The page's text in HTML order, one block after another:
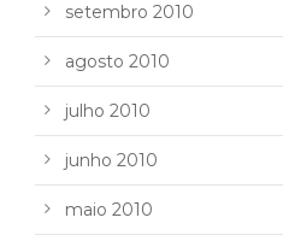
setembro 2010
agosto 2010
julho 2010
junho 2010
maio 2010